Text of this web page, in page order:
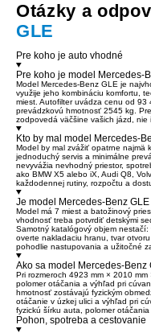
Otázky a
GLE
Pre koho je auto vhodné
Pre koho je model Mercedes-
Model Mercedes-Benz GLE je
využije jeho kombináciu komfortu,
miest. Autofilter uvádza cenu od 93
prevádzkovú hmotnosť 2545 kg.
zodpovedá väčšine vašich jázd,
Kto by mal model Mercedes-
Model by mal zvážiť opatrne najmä
jednoduchý servis a minimálne
nevyvážia nevhodný priestor,
ako BMW X5 alebo iX, Audi Q8,
každodennej rutiny, rozpočtu a
Je model Mercedes-Benz
Model má 7 miest a batožinový
vhodnosť treba potvrdiť detskými
Samotný katalógový objem
overte nakladaciu hranu, tvar
pohodlie nastupovania a užitočné
Ako sa model Mercedes-Benz
Pri rozmeroch 4923 mm × 2010
polomer otáčania a výhľad pri
hmotnosť zostávajú fyzickým
otáčanie v úzkej ulici a výhľad pri
fyzickú šírku auta, polomer
Pohon, spotreba a cestovanie